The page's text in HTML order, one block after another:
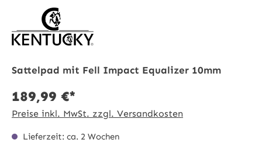
Sattelpad mit Fell Impact Equalizer 10mm
189,99 €*
Preise inkl. MwSt. zzgl. Versandkosten
Lieferzeit: ca. 2 Wochen